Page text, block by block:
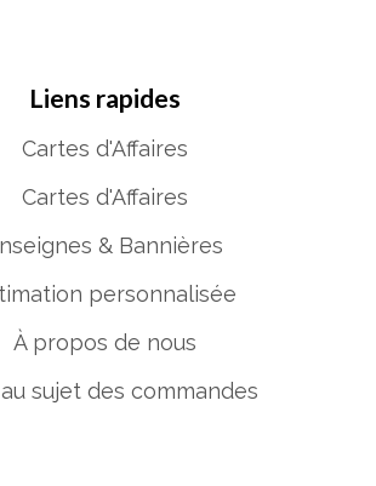
Liens rapides
Cartes d'Affaires
Cartes d'Affaires
& Bannières
personnalisée
À propos de nous
au sujet des commandes